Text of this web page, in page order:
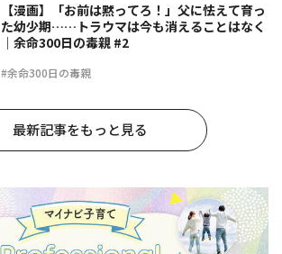
#余命300日の毒親
【漫画】「お前は黙ってろ！」父に怯えて育っ
た幼少期……トラウマは今も消えることはなく
｜余命300日の毒親 #2
最新記事をもっと見る